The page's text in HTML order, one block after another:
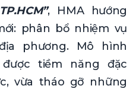
, HMA hướng
phân bổ nhiệm vụ
phương. Mô hình
tiềm năng đặc
vừa tháo gỡ những